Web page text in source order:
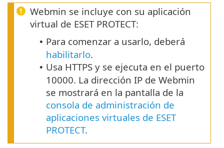
Webmin se incluye con su aplicación
virtual de ESET PROTECT:
• Para comenzar a usarlo, deberá
habilitarlo.
• Usa HTTPS y se ejecuta en el puerto
10000. La dirección IP de Webmin
se mostrará en la pantalla de la
consola de administración de
aplicaciones virtuales de ESET
PROTECT.